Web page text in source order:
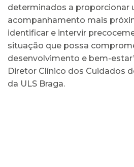
determinados a proporcionar
acompanhamento mais
identificar e intervir
situação que possa
desenvolvimento e bem-
Diretor Clínico dos Cuidados
da ULS Braga.